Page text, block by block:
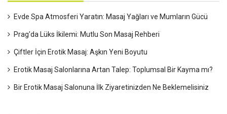
Evde Spa Atmosferi Yaratın: Masaj Yağları ve Mumların Gücü
Prag'da Lüks İkilemi: Mutlu Son Masaj Rehberi
Çiftler İçin Erotik Masaj: Aşkın Yeni Boyutu
Erotik Masaj Salonlarına Artan Talep: Toplumsal Bir Kayma mı?
Bir Erotik Masaj Salonuna İlk Ziyaretinizden Ne Beklemelisiniz